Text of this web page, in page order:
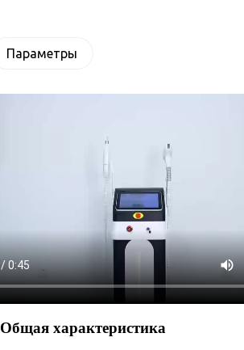
Параметры
Общая характеристика